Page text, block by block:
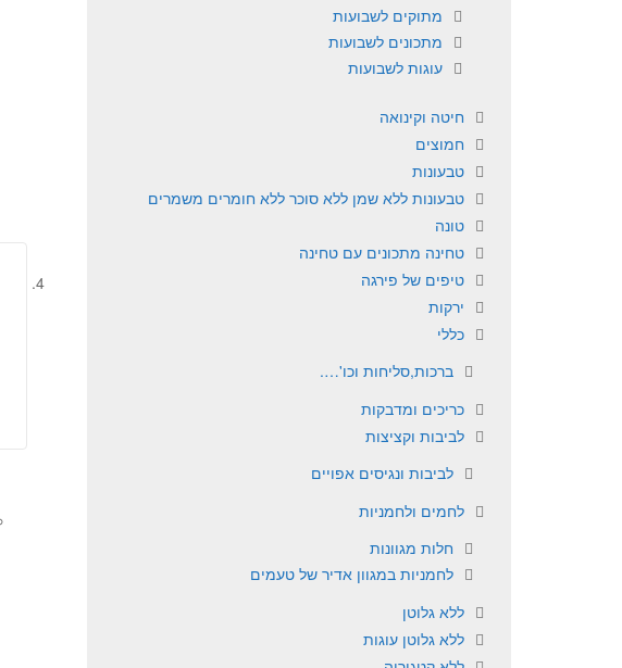
מתוקים לשבועות
מתכונים לשבועות
עוגות לשבועות
חיטה וקינואה
חמוצים
טבעונות
טבעונות ללא שמן ללא סוכר ללא חומרים משמרים
טונה
טחינה מתכונים עם טחינה
טיפים של פירגה
ירקות
כללי
ברכות,סליחות וכו'….
כריכים ומדבקות
לביבות וקציצות
לביבות ונגיסים אפויים
לחמים ולחמניות
חלות מגוונות
לחמניות במגוון אדיר של טעמים
ללא גלוטן
ללא גלוטן עוגות